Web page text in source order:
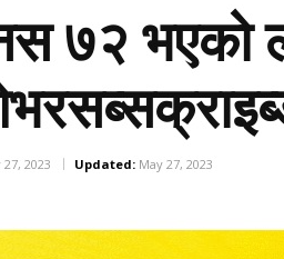
७२
27, 2023 Updated: May 27, 2023